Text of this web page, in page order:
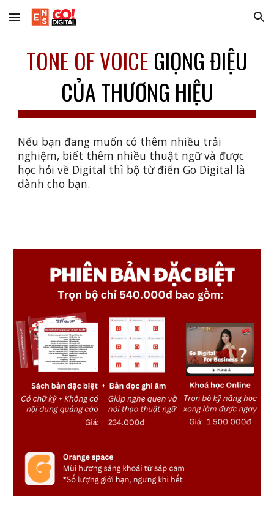
Skip to main content Skip to navigation
TONE OF VOICE GIỌNG ĐIỆU
CỦA THƯƠNG HIỆU
Nếu bạn đang muốn có thêm nhiều trải
nghiệm, biết thêm nhiều thuật ngữ và được
học hỏi về Digital thì bộ từ điển Go Digital là
dành cho bạn.